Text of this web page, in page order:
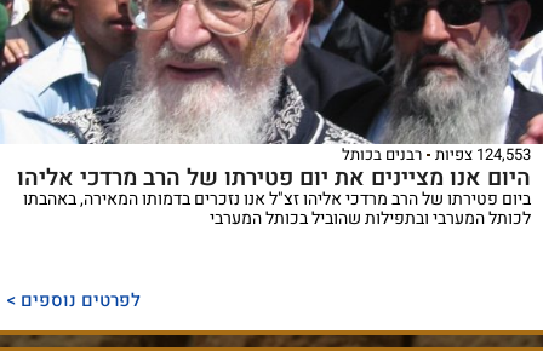
124,553 צפיות רבנים בכותל
היום אנו מציינים את יום פטירתו של הרב מרדכי אליהו
ביום פטירתו של הרב מרדכי אליהו זצ"ל אנו נזכרים בדמותו המאירה, באהבתו
לכותל המערבי ובתפילות שהוביל בכותל המערבי
לפרטים נוספים >